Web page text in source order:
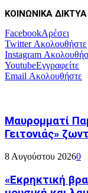
ΚΟΙΝΩΝΙΚΑ ΔΙΚΤΥΑ
FacebookΑρέσει
TwitterΑκολουθήστε
Instagram
YoutubeΕγγραφείτε
Email Ακολουθήστε
Μαυρομματί
Γειτονιάς»
8 Αυγούστου 20260
«Εκρηκτική